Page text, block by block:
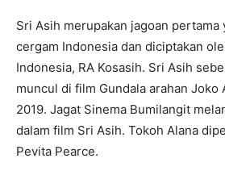
Sri Asih merupakan jagoan pertama
cergam Indonesia dan diciptakan
Indonesia, RA Kosasih. Sri Asih
muncul di film Gundala arahan Joko
2019. Jagat Sinema Bumilangit
dalam film Sri Asih. Tokoh Alana
Pevita Pearce.